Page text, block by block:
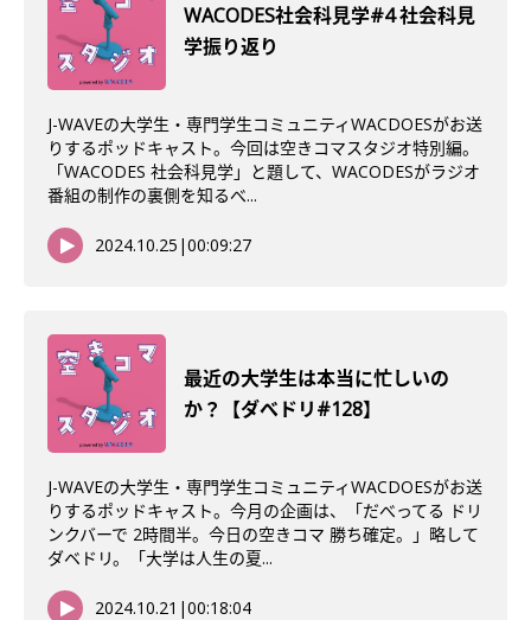
WACODES社会科見学#4 社会科見
学振り返り
J-WAVEの大学生・専門学生コミュニティWACDOESがお送
りするポッドキャスト。今回は空きコマスタジオ特別編。
「WACODES 社会科見学」と題して、WACODESがラジオ
番組の制作の裏側を知るべ...
2024.10.25 |00:09:27
最近の大学生は本当に忙しいの
か？【ダべドリ#128】
J-WAVEの大学生・専門学生コミュニティWACDOESがお送
りするポッドキャスト。今月の企画は、「だべってる ドリ
ンクバーで 2時間半。今日の空きコマ 勝ち確定。」略して
ダベドリ。「大学は人生の夏...
2024.10.21 |00:18:04